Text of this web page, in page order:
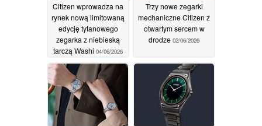
Citizen wprowadza na
rynek nową limitowaną
edycję tytanowego
zegarka z niebieską
tarczą Washi 04/06/2026
Trzy nowe zegarki
mechaniczne Citizen z
otwartym sercem w
drodze 02/06/2026